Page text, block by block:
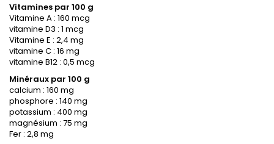
Vitamines par 100 g
Vitamine A : 160 mcg
vitamine D3 : 1 mcg
Vitamine E : 2,4 mg
vitamine C : 16 mg
vitamine B12 : 0,5 mcg
Minéraux par 100 g
calcium : 160 mg
phosphore : 140 mg
potassium : 400 mg
magnésium : 75 mg
Fer : 2,8 mg